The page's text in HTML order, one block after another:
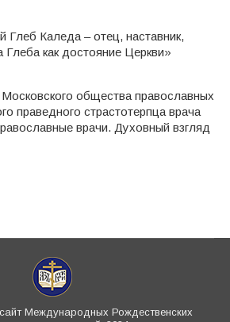
Глеб Каледа – отец, наставник,
Глеба как достояние Церкви»
общества православных
праведного страстотерпца врача
врачи. Духовный взгляд
Международных Рождественских